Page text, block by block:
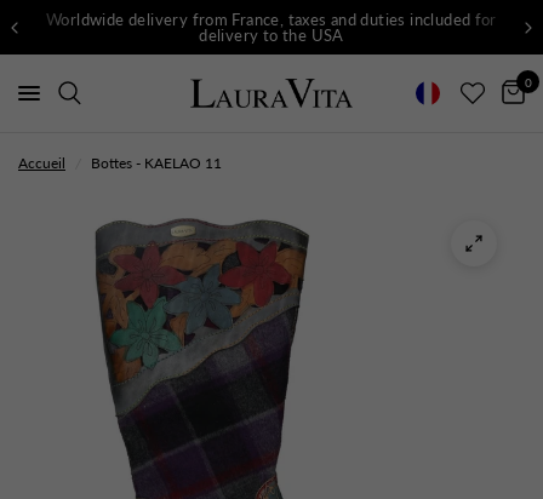
Worldwide delivery from France, taxes and duties included for
delivery to the USA
0
Accueil Bottes - KAELAO 11